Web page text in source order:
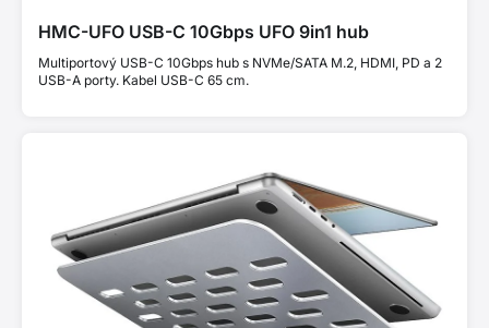
HMC-UFO USB-C 10Gbps UFO 9in1 hub
Multiportový USB-C 10Gbps hub s NVMe/SATA M.2, HDMI, PD a 2
USB-A porty. Kabel USB-C 65 cm.